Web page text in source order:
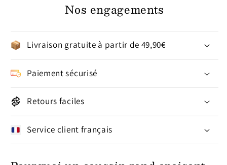
Nos engagements
Livraison gratuite à partir de 49,90€
Paiement sécurisé
Retours faciles
Service client français